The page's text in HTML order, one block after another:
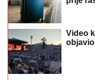
Video